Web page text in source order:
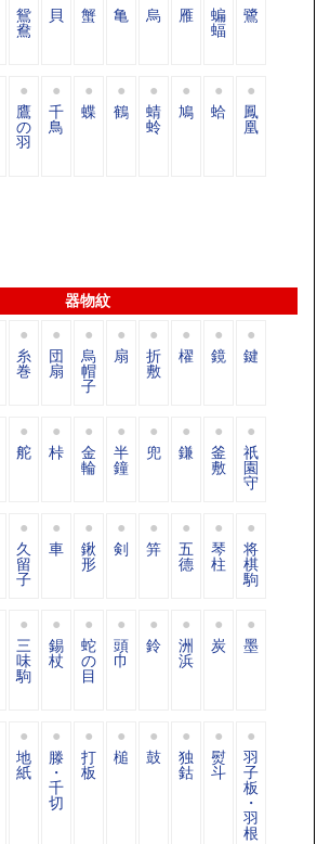
鴛
鴦
貝 蟹 亀 烏 雁 蝙
蝠
鷺
鷹
の
羽
千
鳥
蝶 鶴 蜻
蛉
鳩 蛤 鳳
凰
器物紋
糸
巻
団
扇
烏
帽
子
扇 折
敷
櫂 鏡 鍵
舵 桛 金
輪
半
鐘
兜 鎌 釜
敷
祇
園
守
久
留
子
車 鍬
形
剣 笄 五
德
琴
柱
将
棋
駒
三
味
駒
錫
杖
蛇
の
目
頭
巾
鈴 洲
浜
炭 墨
地
紙
滕
・
千
切
打
板
槌 鼓 独
鈷
熨
斗
羽
子
板
・
羽
根